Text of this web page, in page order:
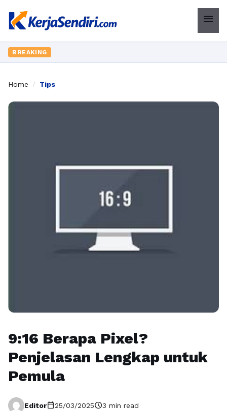
menu
BREAKING
Home / Tips
9:16 Berapa Pixel?
Penjelasan Lengkap untuk
Pemula
Editorcalendar_today25/03/2025schedule3 min read